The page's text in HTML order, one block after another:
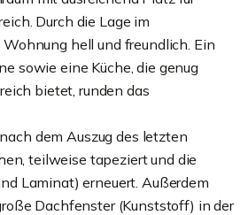
Durch die Lage im
hell und freundlich. Ein
sowie eine Küche, die genug
bietet, runden das
dem Auszug des letzten
teilweise tapeziert und die
Laminat) erneuert. Außerdem
Dachfenster (Kunststoff) in der